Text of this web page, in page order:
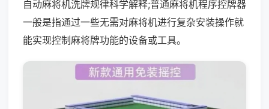
自动麻将机洗牌规律科学解释;普通麻将机程序控牌器
一般是指通过一些无需对麻将机进行复杂安装操作就
能实现控制麻将牌功能的设备或工具。